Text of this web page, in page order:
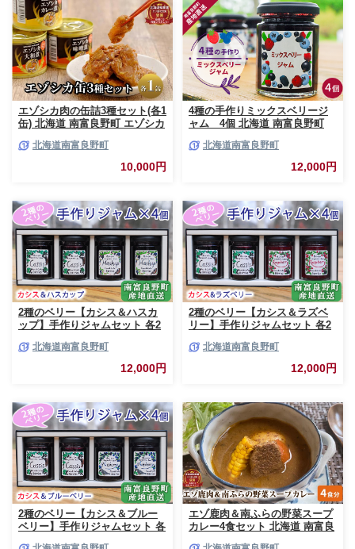
エゾシカ肉の缶詰3種セット(各1
缶) 北海道 南富良野町 エゾシカ
合せ ジビエ 加工品 北海道産 国
産 おつまみ おかず 高たんぱく
低脂肪 鉄分 カレー 味噌 食べや
北海道南富良野町
10,000円
4種の手作りミックスベリージ
ャム 4個 北海道 南富良野町
合せ ブルーベリー てんさい糖
酸味 甘味 香り 甘酸っぱい 美味
北海道南富良野町
12,000円
2種のベリー【カシス＆ハスカ
ップ】手作りジャムセット 各2
シス ハスカップ ソース 果実 て
んさい糖 無農薬 ポリフェノー
北海道南富良野町
12,000円
2種のベリー【カシス＆ラズベ
リー】手作りジャムセット 各2
リー カシス ラズベリー ソース
果実 てんさい糖 無農薬
北海道南富良野町
12,000円
2種のベリー【カシス＆ブルー
ベリー】手作りジャムセット 各
エゾ鹿肉＆南ふらの野菜スープ
カレー4食セット 北海道 南富良